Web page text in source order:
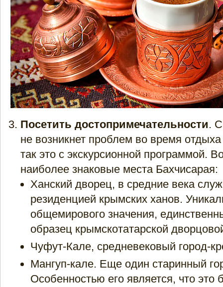
Посетить достопримечательности.
не возникнет проблем во время
так это с экскурсионной программой.
наиболее знаковые места Бахчисарая:
Ханский дворец, в средние века
резиденцией крымских ханов.
общемирового значения,
образец крымскотатарской
Чуфут-Кале, средневековый город-
Мангуп-кале. Еще один старинный
Особенностью его является, что